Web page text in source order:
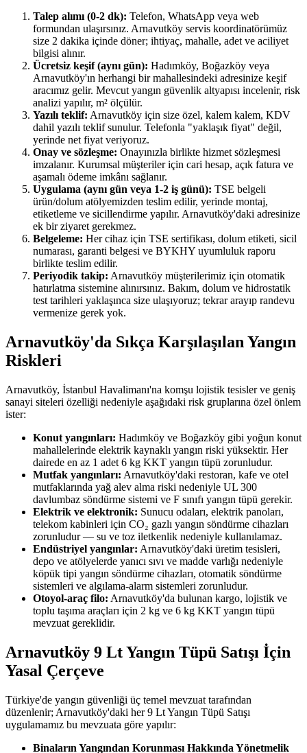
Talep alımı (0-2 dk): Telefon, WhatsApp veya web
formundan ulaşırsınız. Arnavutköy servis koordinatörümüz
size 2 dakika içinde döner; ihtiyaç, mahalle, adet ve aciliyet
bilgisi alınır.
Ücretsiz keşif (aynı gün): Hadımköy, Boğazköy veya
Arnavutköy'ın herhangi bir mahallesindeki adresinize keşif
aracımız gelir. Mevcut yangın güvenlik altyapısı incelenir, risk
analizi yapılır, m² ölçülür.
Yazılı teklif: Arnavutköy için size özel, kalem kalem, KDV
dahil yazılı teklif sunulur. Telefonla "yaklaşık fiyat" değil,
yerinde net fiyat veriyoruz.
Onay ve sözleşme: Onayınızla birlikte hizmet sözleşmesi
imzalanır. Kurumsal müşteriler için cari hesap, açık fatura ve
aşamalı ödeme imkânı sağlanır.
Uygulama (aynı gün veya 1-2 iş günü): TSE belgeli
ürün/dolum atölyemizden teslim edilir, yerinde montaj,
etiketleme ve sicillendirme yapılır. Arnavutköy'daki adresinize
ek bir ziyaret gerekmez.
Belgeleme: Her cihaz için TSE sertifikası, dolum etiketi, sicil
numarası, garanti belgesi ve BYKHY uyumluluk raporu
birlikte teslim edilir.
Periyodik takip: Arnavutköy müşterilerimiz için otomatik
hatırlatma sistemine alınırsınız. Bakım, dolum ve hidrostatik
test tarihleri yaklaşınca size ulaşıyoruz; tekrar arayıp randevu
vermenize gerek yok.
Arnavutköy'da Sıkça Karşılaşılan Yangın
Riskleri
Arnavutköy, İstanbul Havalimanı'na komşu lojistik tesisler ve geniş
sanayi siteleri özelliği nedeniyle aşağıdaki risk gruplarına özel önlem
ister:
Konut yangınları: Hadımköy ve Boğazköy gibi yoğun konut
mahallelerinde elektrik kaynaklı yangın riski yüksektir. Her
dairede en az 1 adet 6 kg KKT yangın tüpü zorunludur.
Mutfak yangınları: Arnavutköy'daki restoran, kafe ve otel
mutfaklarında yağ alev alma riski nedeniyle UL 300
davlumbaz söndürme sistemi ve F sınıfı yangın tüpü gerekir.
Elektrik ve elektronik: Sunucu odaları, elektrik panoları,
telekom kabinleri için CO₂ gazlı yangın söndürme cihazları
zorunludur — su ve toz iletkenlik nedeniyle kullanılamaz.
Endüstriyel yangınlar: Arnavutköy'daki üretim tesisleri,
depo ve atölyelerde yanıcı sıvı ve madde varlığı nedeniyle
köpük tipi yangın söndürme cihazları, otomatik söndürme
sistemleri ve algılama-alarm sistemleri zorunludur.
Otoyol-araç filo: Arnavutköy'da bulunan kargo, lojistik ve
toplu taşıma araçları için 2 kg ve 6 kg KKT yangın tüpü
mevzuat gereklidir.
Arnavutköy 9 Lt Yangın Tüpü Satışı İçin
Yasal Çerçeve
Türkiye'de yangın güvenliği üç temel mevzuat tarafından
düzenlenir; Arnavutköy'daki her 9 Lt Yangın Tüpü Satışı
uygulamamız bu mevzuata göre yapılır:
Binaların Yangından Korunması Hakkında Yönetmelik